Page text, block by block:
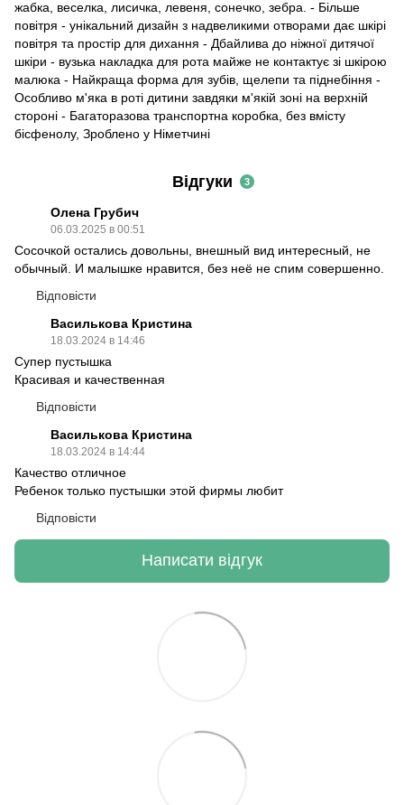
жабка, веселка, лисичка, левеня, сонечко, зебра. - Більше
повітря - унікальний дизайн з надвеликими отворами дає шкірі
повітря та простір для дихання - Дбайлива до ніжної дитячої
шкіри - вузька накладка для рота майже не контактує зі шкірою
малюка - Найкраща форма для зубів, щелепи та піднебіння -
Особливо м'яка в роті дитини завдяки м'якій зоні на верхній
стороні - Багаторазова транспортна коробка, без вмісту
бісфенолу, Зроблено у Німетчині
Відгуки 3
Олена Грубич
06.03.2025 в 00:51
Сосочкой остались довольны, внешный вид интересный, не
обычный. И малышке нравится, без неё не спим совершенно.
Відповісти
Василькова Кристина
18.03.2024 в 14:46
Супер пустышка
Красивая и качественная
Відповісти
Василькова Кристина
18.03.2024 в 14:44
Качество отличное
Ребенок только пустышки этой фирмы любит
Відповісти
Написати відгук